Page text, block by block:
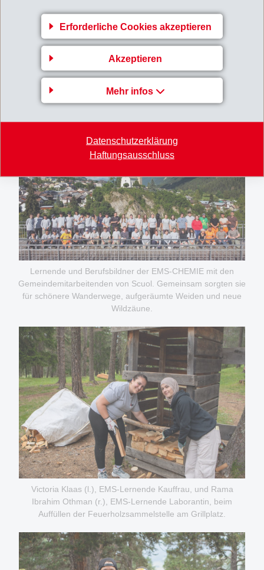
Erforderliche Cookies akzeptieren
Akzeptieren
Mehr infos
Datenschutzerklärung
Haftungsausschluss
Lernende und Berufsbildner der EMS-CHEMIE mit den
Gemeindemitarbeitenden von Scuol. Gemeinsam sorgten sie
für schönere Wanderwege, aufgeräumte Weiden und neue
Wildzäune.
Victoria Klaas (l.), EMS-Lernende Kauffrau, und Rama
Ibrahim Othman (r.), EMS-Lernende Laborantin, beim
Auffüllen der Feuerholzsammelstelle am Grillplatz.
Lernende aus und ist der grösste private Lehrbetrieb
der Südostschweiz. Das Lehrlingslager gehört seit
Jahrzehnten zu den prägenden Erlebnissen der
Ausbildung und verbindet Verantwortung,
Gemeinschaft und praktisches Anpacken auf
besondere Weise.